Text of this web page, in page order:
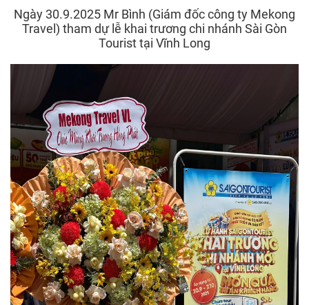
Ngày 30.9.2025 Mr Bình (Giám đốc công ty Mekong
Travel) tham dự lễ khai trương chi nhánh Sài Gòn
Tourist tại Vĩnh Long